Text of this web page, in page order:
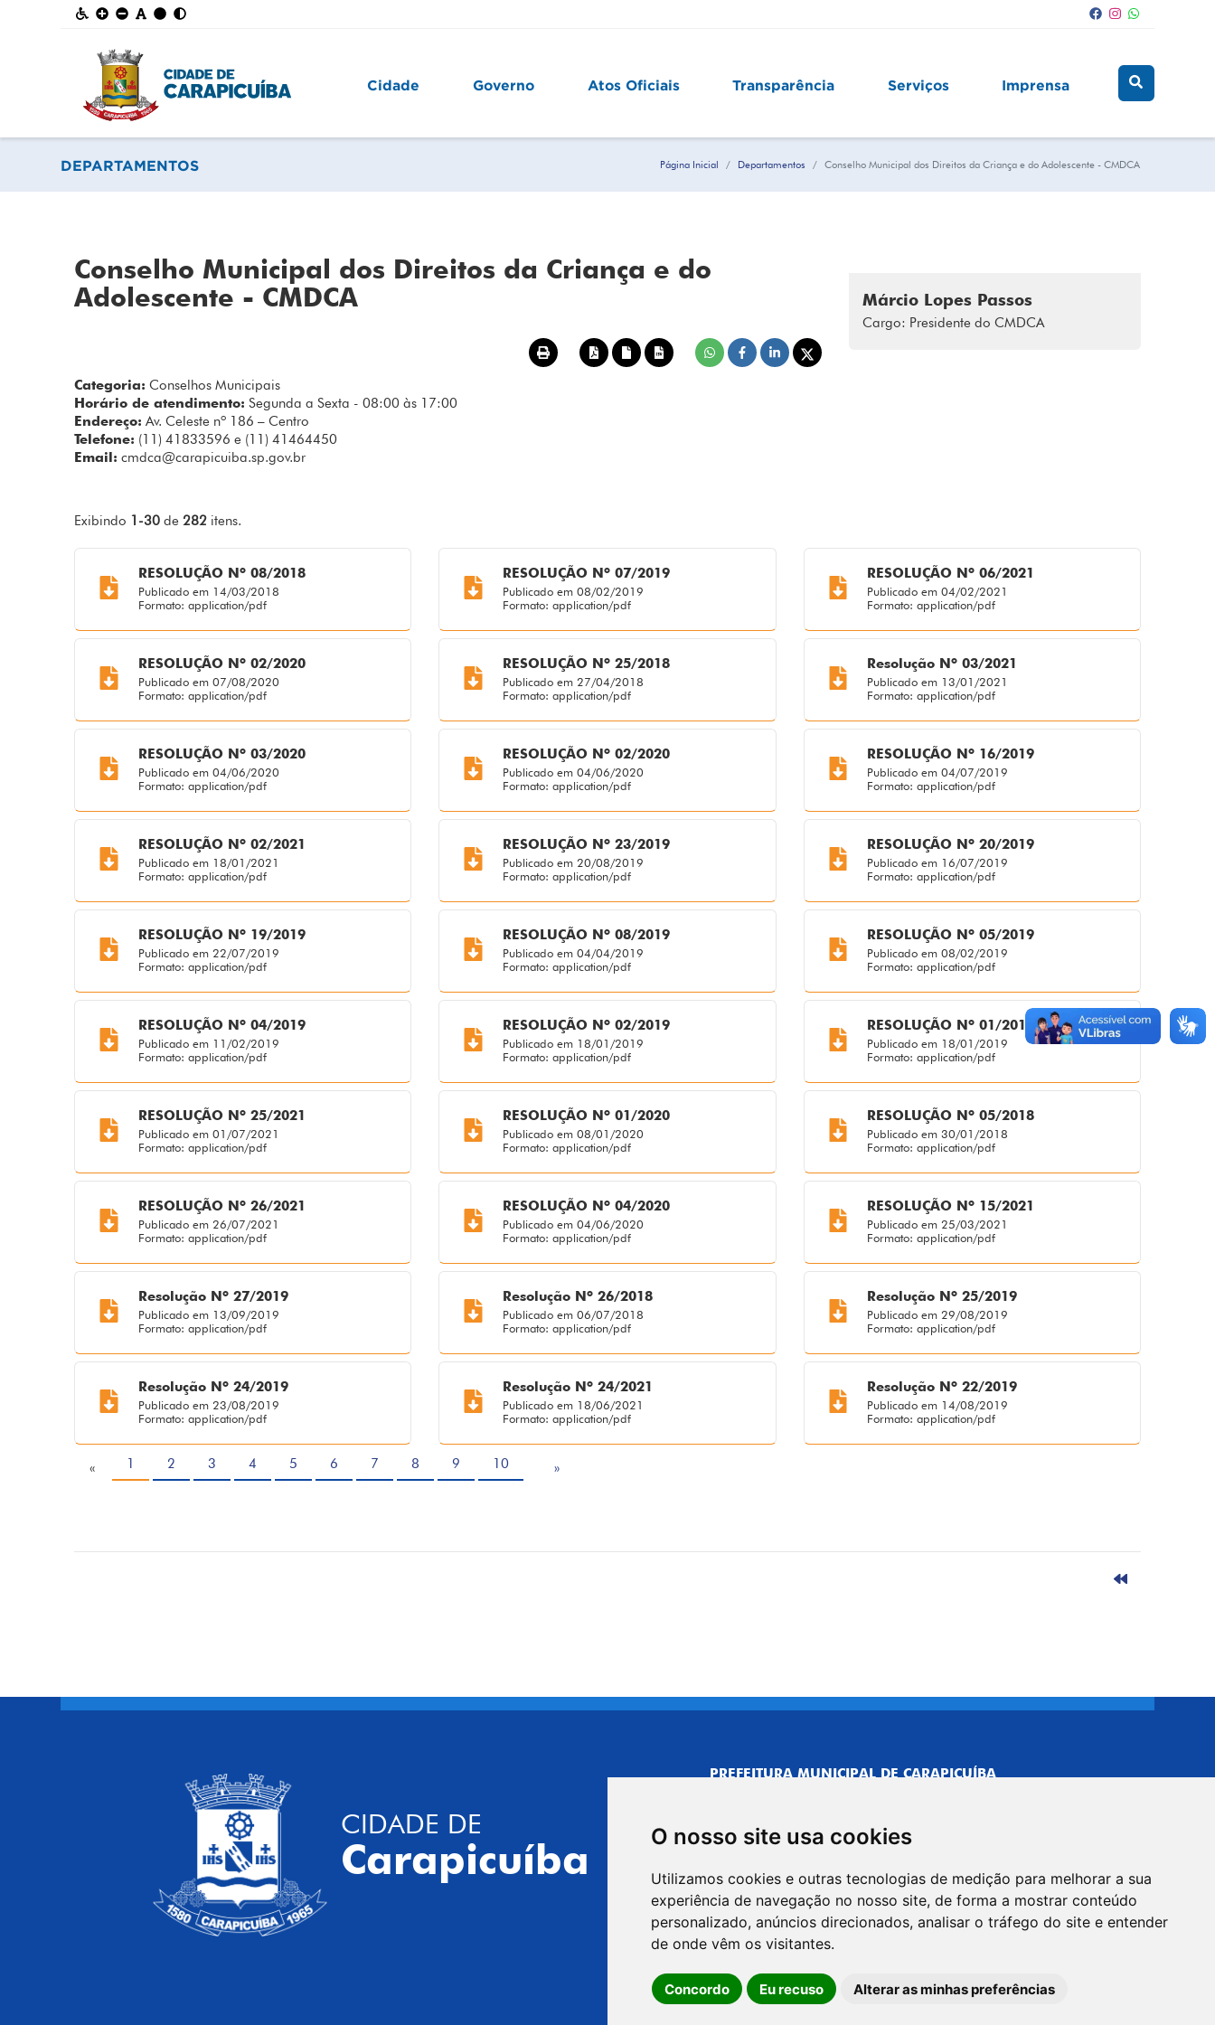
O nosso site usa cookies
Utilizamos cookies e outras tecnologias de medição para melhorar a sua
experiência de navegação no nosso site, de forma a mostrar conteúdo
personalizado, anúncios direcionados, analisar o tráfego do site e entender
de onde vêm os visitantes.
Concordo Eu recuso Alterar as minhas preferências
Cidade Governo Atos Oficiais Transparência Serviços Imprensa
DEPARTAMENTOS Página Inicial Departamentos Conselho Municipal dos Direitos da Criança e do Adolescente - CMDCA
Conselho Municipal dos Direitos da Criança e do
Adolescente - CMDCA
Categoria: Conselhos Municipais
Horário de atendimento: Segunda a Sexta - 08:00 às 17:00
Endereço: Av. Celeste nº 186 – Centro
Telefone: (11) 41833596 e (11) 41464450
Email: cmdca@carapicuiba.sp.gov.br
Márcio Lopes Passos
Cargo: Presidente do CMDCA
Exibindo 1-30 de282 itens.
RESOLUÇÃO Nº 08/2018
Publicado em 14/03/2018
Formato: application/pdf
RESOLUÇÃO Nº 07/2019
Publicado em 08/02/2019
Formato: application/pdf
RESOLUÇÃO Nº 06/2021
Publicado em 04/02/2021
Formato: application/pdf
RESOLUÇÃO Nº 02/2020
Publicado em 07/08/2020
Formato: application/pdf
RESOLUÇÃO Nº 25/2018
Publicado em 27/04/2018
Formato: application/pdf
Resolução Nº 03/2021
Publicado em 13/01/2021
Formato: application/pdf
RESOLUÇÃO Nº 03/2020
Publicado em 04/06/2020
Formato: application/pdf
RESOLUÇÃO Nº 02/2020
Publicado em 04/06/2020
Formato: application/pdf
RESOLUÇÃO Nº 16/2019
Publicado em 04/07/2019
Formato: application/pdf
RESOLUÇÃO Nº 02/2021
Publicado em 18/01/2021
Formato: application/pdf
RESOLUÇÃO Nº 23/2019
Publicado em 20/08/2019
Formato: application/pdf
RESOLUÇÃO Nº 20/2019
Publicado em 16/07/2019
Formato: application/pdf
RESOLUÇÃO Nº 19/2019
Publicado em 22/07/2019
Formato: application/pdf
RESOLUÇÃO Nº 08/2019
Publicado em 04/04/2019
Formato: application/pdf
RESOLUÇÃO Nº 05/2019
Publicado em 08/02/2019
Formato: application/pdf
RESOLUÇÃO Nº 04/2019
Publicado em 11/02/2019
Formato: application/pdf
RESOLUÇÃO Nº 02/2019
Publicado em 18/01/2019
Formato: application/pdf
RESOLUÇÃO Nº 01/2019
Publicado em 18/01/2019
Formato: application/pdf
RESOLUÇÃO Nº 25/2021
Publicado em 01/07/2021
Formato: application/pdf
RESOLUÇÃO Nº 01/2020
Publicado em 08/01/2020
Formato: application/pdf
RESOLUÇÃO Nº 05/2018
Publicado em 30/01/2018
Formato: application/pdf
RESOLUÇÃO Nº 26/2021
Publicado em 26/07/2021
Formato: application/pdf
RESOLUÇÃO Nº 04/2020
Publicado em 04/06/2020
Formato: application/pdf
RESOLUÇÃO Nº 15/2021
Publicado em 25/03/2021
Formato: application/pdf
Resolução Nº 27/2019
Publicado em 13/09/2019
Formato: application/pdf
Resolução Nº 26/2018
Publicado em 06/07/2018
Formato: application/pdf
Resolução Nº 25/2019
Publicado em 29/08/2019
Formato: application/pdf
Resolução Nº 24/2019
Publicado em 23/08/2019
Formato: application/pdf
Resolução Nº 24/2021
Publicado em 18/06/2021
Formato: application/pdf
Resolução Nº 22/2019
Publicado em 14/08/2019
Formato: application/pdf
« 1 2 3 4 5 6 7 8 9 10 »
CIDADE DE
Carapicuíba
PREFEITURA MUNICIPAL DE CARAPICUÍBA
CENTRO ADMINISTRATIVO
R. Joaquim das Neves, 211 - Vila Caldas, Carapicuíba/SP
Telefone: 4164-5500
GABINETE DO PREFEITO
R. Joaquim das Neves, 205 - Vila Caldas, Carapicuíba/SP
CEP: 06310-030, Brasil